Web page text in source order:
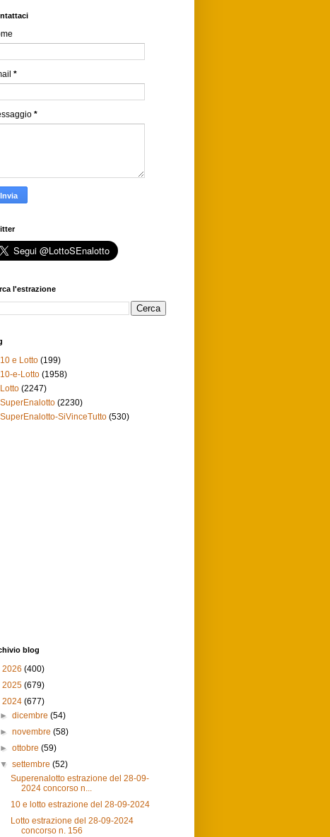
*
*
l'estrazione
10 e Lotto (199)
10-e-Lotto (1958)
Lotto (2247)
SuperEnalotto (2230)
SuperEnalotto-SiVinceTutto (530)
blog
2026 (400)
2025 (679)
2024 (677)
►dicembre(54)
►novembre(58)
►ottobre(59)
▼settembre(52)
Superenalotto estrazione del 28-09-
2024 concorso n...
10 e lotto estrazione del 28-09-2024
Lotto estrazione del 28-09-2024
concorso n. 156